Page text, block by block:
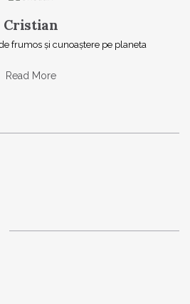
Cristian
frumos și cunoaștere pe planeta
Read More